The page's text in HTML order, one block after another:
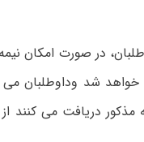
در صورت امکان
خواهد شد وداوطلبان می
مذکور دریافت می